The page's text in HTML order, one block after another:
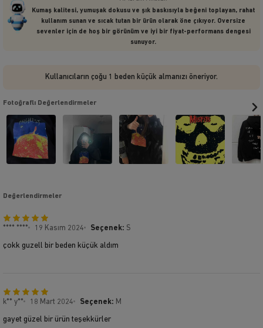
Kumaş kalitesi, yumuşak dokusu ve şık baskısıyla beğeni toplayan, rahat
kullanım sunan ve sıcak tutan bir ürün olarak öne çıkıyor. Oversize
sevenler için de hoş bir görünüm ve iyi bir fiyat-performans dengesi
sunuyor.
Kullanıcıların çoğu 1 beden küçük almanızı öneriyor.
Fotoğraflı Değerlendirmeler
Değerlendirmeler
**** **** 19 Kasım 2024 Seçenek: S
çokk guzell bir beden küçük aldım
k** y** 18 Mart 2024 Seçenek: M
gayet güzel bir ürün teşekkürler